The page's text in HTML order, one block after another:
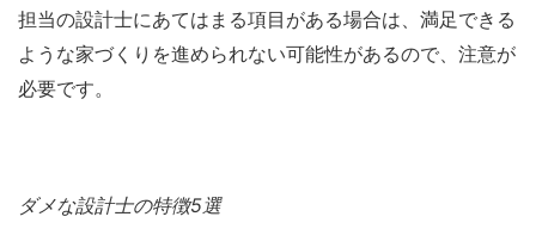
担当の設計士にあてはまる項目がある場合は、満足できる
ような家づくりを進められない可能性があるので、注意が
必要です。
ダメな設計士の特徴5選